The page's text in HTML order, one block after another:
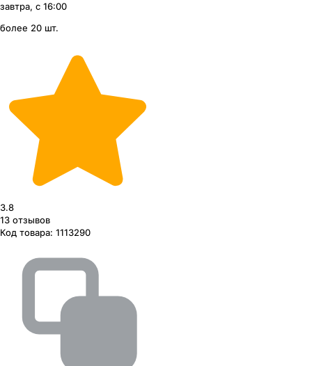
завтра, с 16:00
более 20 шт.
3.8
13 отзывов
Код товара: 1113290